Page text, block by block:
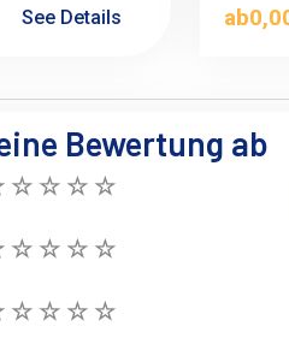
See Details ab
Bewertung ab